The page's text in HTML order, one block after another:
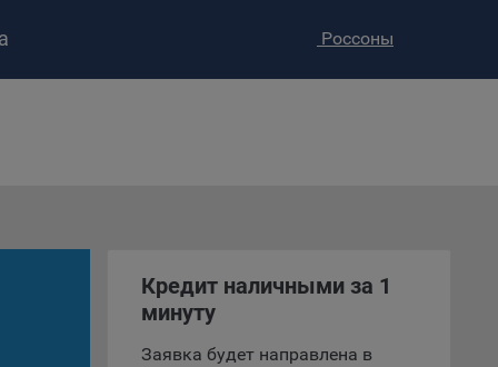
Россоны
Кредит наличными за 1
минуту
Заявка будет направлена в